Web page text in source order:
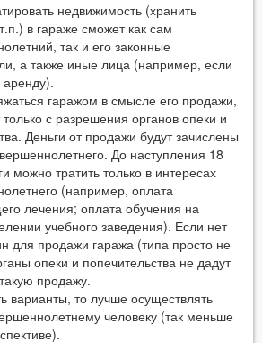
недвижимость (хранить
в гараже сможет как сам
так и его законные
а также иные лица (например, если
аренду).
гаражом в смысле его продажи,
с разрешения органов опеки и
Деньги от продажи будут зачислены
До наступления 18
можно тратить только в интересах
(например, оплата
лечения; оплата обучения на
учебного заведения). Если нет
для продажи гаража (типа просто не
опеки и попечительства не дадут
продажу.
то лучше осуществлять
человеку (так меньше